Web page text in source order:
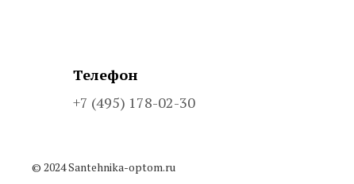
Телефон
+7 (495) 178-02-30
© 2024 Santehnika-optom.ru